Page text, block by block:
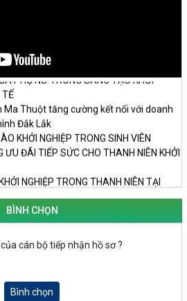
PHỤ NỮ TRONG SÁNG TẠO KHỞI
TẾ
Ma Thuột tăng cường kết nối với doanh
Đắk Lắk
KHỞI NGHIỆP TRONG SINH VIÊN
ƯU ĐÃI TIẾP SỨC CHO THANH NIÊN KHỞI
NGHIỆP TRONG THANH NIÊN TẠI
NUÔI ỐC NHỒI
NGHIỆP ĐẮK LẮK GIAI ĐOẠN 2018-
2024 OK1
cơ hội đầu tư ngày
BÌNH CHỌN
cán bộ tiếp nhận hồ sơ ?
Bình chọn